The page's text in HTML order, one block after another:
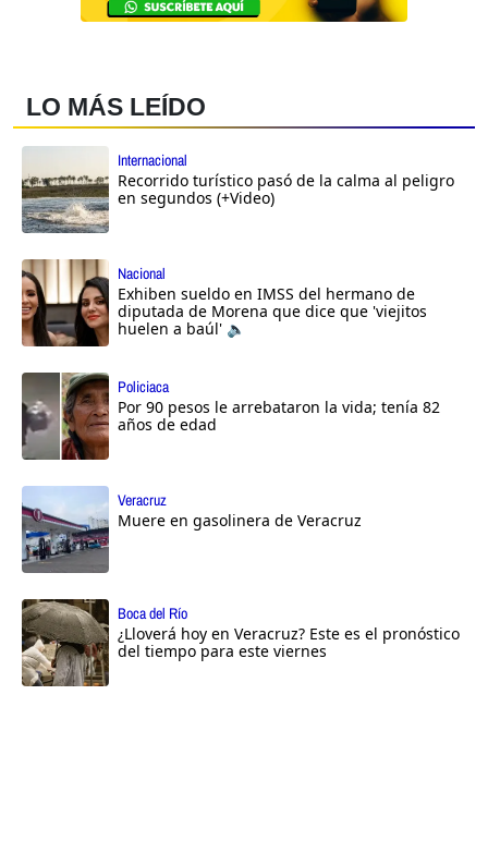
LO MÁS LEÍDO
Internacional
Recorrido turístico pasó de la calma al peligro
en segundos (+Video)
Nacional
Exhiben sueldo en IMSS del hermano de
diputada de Morena que dice que 'viejitos
huelen a baúl' 🔈
Policiaca
Por 90 pesos le arrebataron la vida; tenía 82
años de edad
Veracruz
Muere en gasolinera de Veracruz
Boca del Río
¿Lloverá hoy en Veracruz? Este es el pronóstico
del tiempo para este viernes